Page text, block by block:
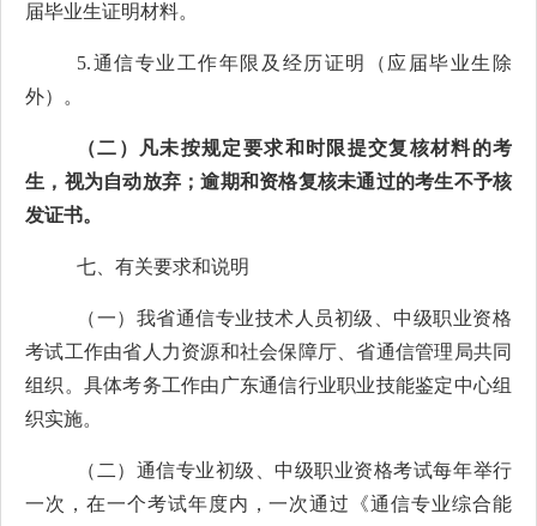
届毕业生证明材料。
5.通信专业工作年限及经历证明（应届毕业生除
外）。
（二）凡未按规定要求和时限提交复核材料的考
生，视为自动放弃；逾期和资格复核未通过的考生不予核
发证书。
七、有关要求和说明
（一）我省通信专业技术人员初级、中级职业资格
考试工作由省人力资源和社会保障厅、省通信管理局共同
组织。具体考务工作由广东通信行业职业技能鉴定中心组
织实施。
（二）通信专业初级、中级职业资格考试每年举行
一次，在一个考试年度内，一次通过《通信专业综合能